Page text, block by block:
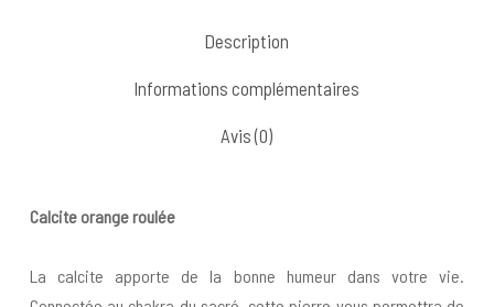
Description
Informations complémentaires
Avis (0)
Calcite orange roulée
La calcite apporte de la bonne humeur dans votre vie.